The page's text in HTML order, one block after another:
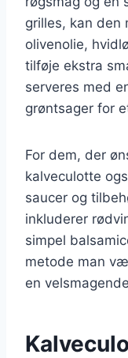
grilles, kan den
olivenolie,
tilføje ekstra
serveres med
grøntsager for
For dem, der
kalveculotte
saucer og
inkluderer
simpel
metode man
en